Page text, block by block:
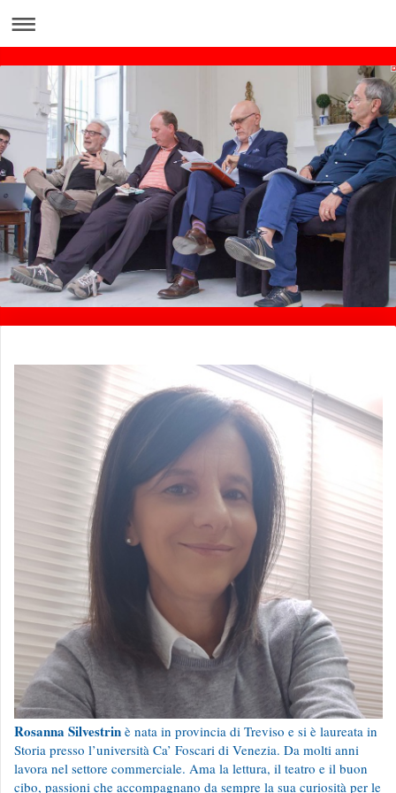
Rosanna Silvestrin è nata in provincia di Treviso e si è laureata in
Storia presso l’università Ca’ Foscari di Venezia. Da molti anni
lavora nel settore commerciale. Ama la lettura, il teatro e il buon
cibo, passioni che accompagnano da sempre la sua curiosità per le